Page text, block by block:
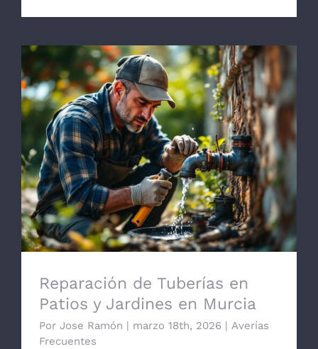
Reparación de Tuberías en Patios y
Jardines en Murcia
Reparación de Tuberías en
Patios y Jardines en Murcia
Por Jose Ramón | marzo 18th, 2026 | Averías
Frecuentes